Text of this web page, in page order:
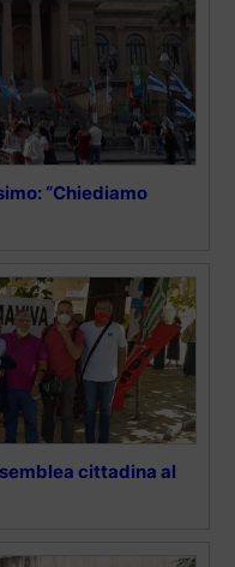
“Chiediamo
cittadina al